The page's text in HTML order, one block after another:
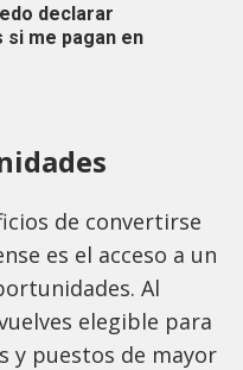
declarar
si me pagan en
de convertirse
es el acceso a un
Al
elegible para
y puestos de mayor